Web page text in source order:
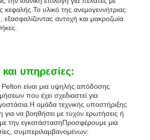
υλικό της ανεμογεννήτριας
εξασφαλίζοντας αντοχή και μακροζωία
υπηρεσίες:
είναι μια υψηλής απόδοσης
που έχει σχεδιαστεί για
ομάδα τεχνικής υποστήριξης
για να βοηθήσει με τυχόν ερωτήσεις ή
την εγκατάστασηΠροσφέρουμε μια
συμπεριλαμβανομένων: